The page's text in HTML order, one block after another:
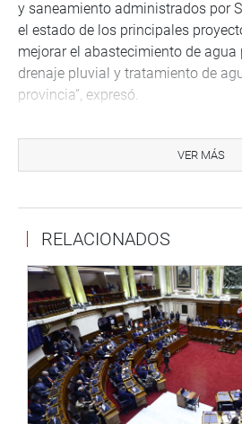
y saneamiento administrados por
el estado de los principales
mejorar el abastecimiento de
drenaje pluvial y tratamiento de
provincia”, expresó.
En la ciudad de Lima, la
Miramar de Chuquitanta, en San
quienes impulsa “las gestiones
de agua y saneamiento de su
desde hace años”.
VER MÁS
RELACIONADOS